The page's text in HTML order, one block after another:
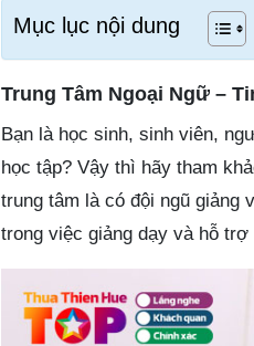
Mục lục nội dung
Trung Tâm Ngoại Ngữ –
Bạn là học sinh, sinh viên,
học tập? Vậy thì hãy tham
trung tâm là có đội ngũ giảng
trong việc giảng dạy và hỗ trợ